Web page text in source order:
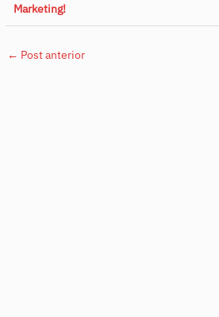
Marketing!
← Post anterior